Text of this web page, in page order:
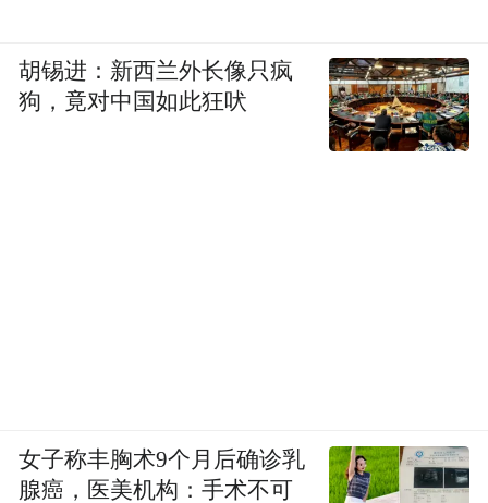
胡锡进：新西兰外长像只疯
狗，竟对中国如此狂吠
女子称丰胸术9个月后确诊乳
腺癌，医美机构：手术不可